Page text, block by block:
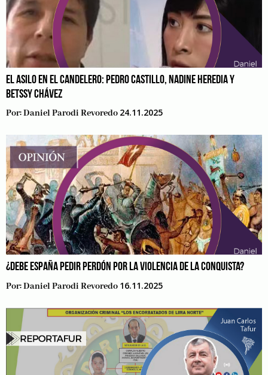
EL ASILO EN EL CANDELERO: PEDRO CASTILLO, NADINE HEREDIA Y
BETSSY CHÁVEZ
Por:Daniel Parodi Revoredo 24.11.2025
¿DEBE ESPAÑA PEDIR PERDÓN POR LA VIOLENCIA DE LA CONQUISTA?
Por:Daniel Parodi Revoredo 16.11.2025